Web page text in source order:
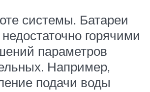
системы. Батареи
горячими
параметров
Например,
подачи воды